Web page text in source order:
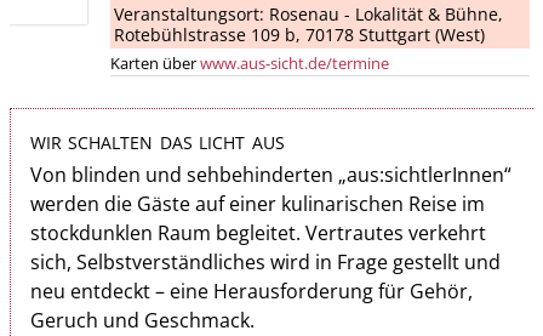
Veranstaltungsort: Rosenau - Lokalität & Bühne,
Rotebühlstrasse 109 b, 70178 Stuttgart (West)
Karten überwww.aus-sicht.de/termine
WIR SCHALTEN DAS LICHT AUS
Von blinden und sehbehinderten „aus:sichtlerInnen“
werden die Gäste auf einer kulinarischen Reise im
stockdunklen Raum begleitet. Vertrautes ver­kehrt
sich, Selbstverständliches wird in Frage gestellt und
neu entdeckt – eine Herausforderung für Gehör,
Geruch und Geschmack.